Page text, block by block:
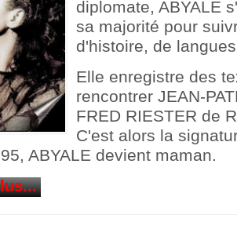
diplomate, ABYALE
sa majorité pour
d'histoire, de
Elle enregistre des
rencontrer JEAN-
FRED RIESTER de
C'est alors la
ABYALE devient maman.